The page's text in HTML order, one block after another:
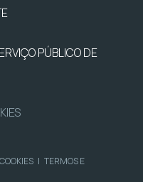
PÚBLICO DE
| TERMOS E